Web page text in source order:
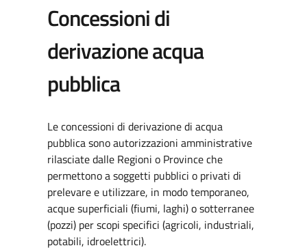
Concessioni di
derivazione acqua
pubblica
Le concessioni di derivazione di acqua
pubblica sono autorizzazioni amministrative
rilasciate dalle Regioni o Province che
permettono a soggetti pubblici o privati di
prelevare e utilizzare, in modo temporaneo,
acque superficiali (fiumi, laghi) o sotterranee
(pozzi) per scopi specifici (agricoli, industriali,
potabili, idroelettrici).